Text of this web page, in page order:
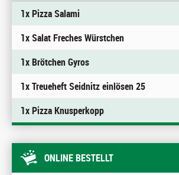
1x Pizza Salami
1x Salat Freches Würstchen
1x Brötchen Gyros
1x Treueheft Seidnitz einlösen 25
1x Pizza Knusperkopp
ONLINE BESTELLT